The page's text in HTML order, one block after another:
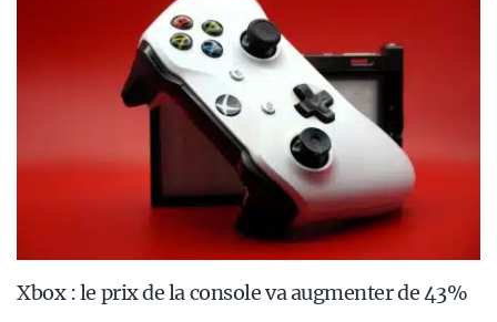
Xbox : le prix de la console va augmenter de 43%